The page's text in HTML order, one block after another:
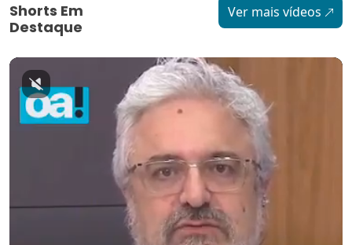
Shorts Em
Destaque
Ver mais vídeos